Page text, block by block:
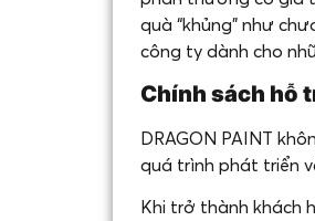
quà “khủng” như
công ty dành cho
Chính sách hỗ
DRAGON PAINT
quá trình phát triển
Khi trở thành khách